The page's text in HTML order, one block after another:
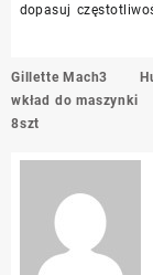
dopasuj
Nawigacja
wpisu
Gillette Mach3
wkład do maszynki
8szt